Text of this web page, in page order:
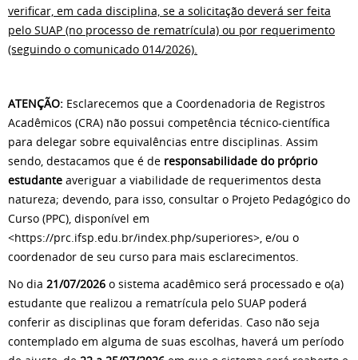
verificar, em cada disciplina, se a solicitação deverá ser feita
pelo SUAP (no processo de rematrícula) ou por requerimento
(seguindo o comunicado 014/2026).
ATENÇÃO: Esclarecemos que a Coordenadoria de Registros
Acadêmicos (CRA) não possui competência técnico-científica
para delegar sobre equivalências entre disciplinas. Assim
sendo, destacamos que é de responsabilidade do próprio
estudante averiguar a viabilidade de requerimentos desta
natureza; devendo, para isso, consultar o Projeto Pedagógico do
Curso (PPC), disponível em
<https://prc.ifsp.edu.br/index.php/superiores>, e/ou o
coordenador de seu curso para mais esclarecimentos.
No dia 21/07/2026 o sistema acadêmico será processado e o(a)
estudante que realizou a rematrícula pelo SUAP poderá
conferir as disciplinas que foram deferidas. Caso não seja
contemplado em alguma de suas escolhas, haverá um período